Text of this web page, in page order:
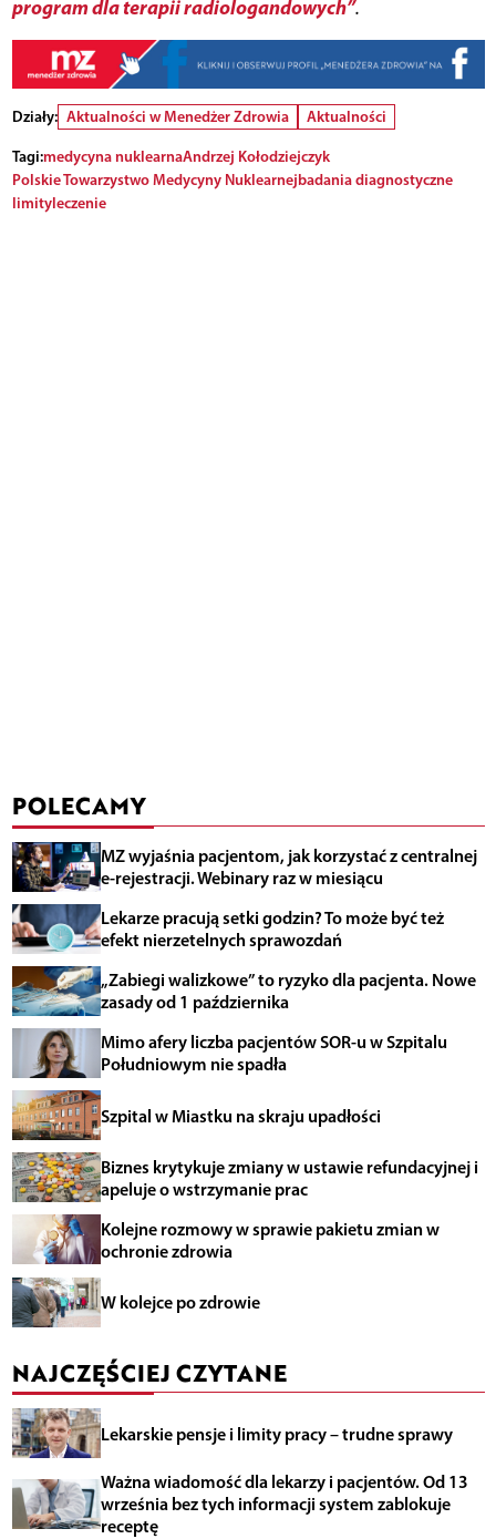
program dla terapii radiologandowych”.
Działy: Aktualności w Menedżer Zdrowia
Aktualności
Tagi:medycyna nuklearnaAndrzej Kołodziejczyk
Polskie Towarzystwo Medycyny Nuklearnejbadania diagnostyczne
limityleczenie
POLECAMY
MZ wyjaśnia pacjentom, jak korzystać z centralnej
e-rejestracji. Webinary raz w miesiącu
Lekarze pracują setki godzin? To może być też
efekt nierzetelnych sprawozdań
„Zabiegi walizkowe” to ryzyko dla pacjenta. Nowe
zasady od 1 października
Mimo afery liczba pacjentów SOR-u w Szpitalu
Południowym nie spadła
Szpital w Miastku na skraju upadłości
Biznes krytykuje zmiany w ustawie refundacyjnej i
apeluje o wstrzymanie prac
Kolejne rozmowy w sprawie pakietu zmian w
ochronie zdrowia
W kolejce po zdrowie
NAJCZĘŚCIEJ CZYTANE
Lekarskie pensje i limity pracy – trudne sprawy
Ważna wiadomość dla lekarzy i pacjentów. Od 13
września bez tych informacji system zablokuje
receptę